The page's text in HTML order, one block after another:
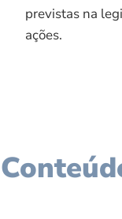
previstas na
ações.